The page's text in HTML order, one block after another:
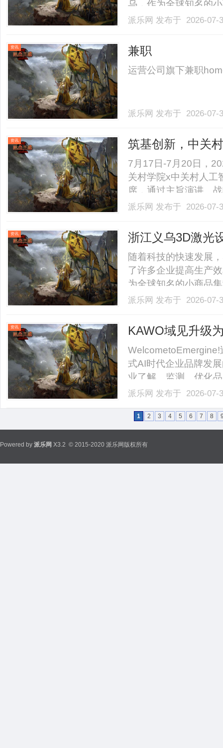
乌，作为全球知名的
同层次的3D激光服务
推荐的公司，帮助您
派乐网 发布于 2026-
资讯 兼职
运营公司旗下兼职
派乐网 发布于 2026-
资讯
筑基创新，中关
会
7月17日-7月20日，
关村学院x中关村人工
席，通过主旨演讲、
交流，系统展示中关
关村学院院长、中关
派乐网 发布于 2026-
资讯 浙江义乌3D激光
随着科技的快速发展
了许多企业提高生产
为全球知名的小商品
而，市场上众多的设
浙江义乌地区3D激光
派乐网 发布于 2026-
资讯 KAWO域见升级
WelcometoEmergine!
式AI时代企业品牌发
业了解、监测、优化
全球用户获取信息、
生态中的品牌认知与
派乐网 发布于 2026-
1 2 3 4 5 6 7 8
Powered by 派乐网 X3.2 © 2015-2020 派乐网版权所有